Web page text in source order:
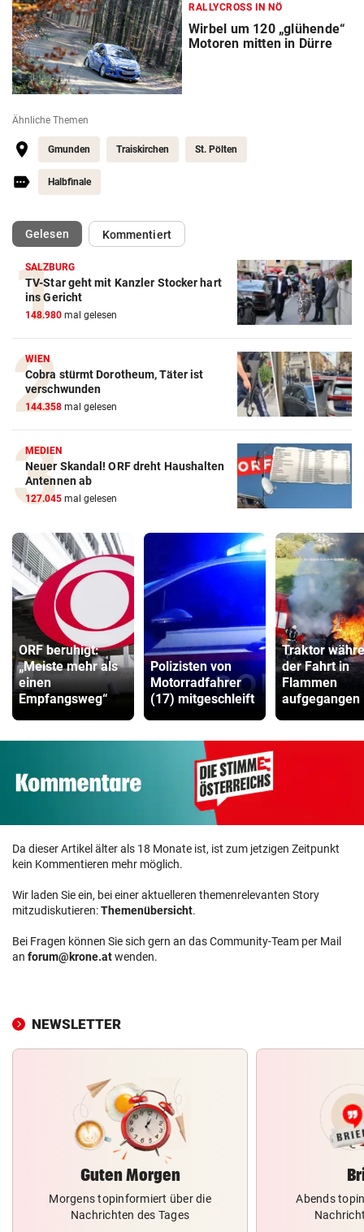
RALLYCROSS IN NÖ
Wirbel um 120 „glühende“
Motoren mitten in Dürre
Ähnliche Themen
Gmunden Traiskirchen St. Pölten
Halbfinale
Gelesen(ausgewählt)Kommentiert
SALZBURG
TV-Star geht mit Kanzler Stocker hart
ins Gericht
148.980 mal gelesen
WIEN
Cobra stürmt Dorotheum, Täter ist
verschwunden
144.358 mal gelesen
MEDIEN
Neuer Skandal! ORF dreht Haushalten
Antennen ab
127.045 mal gelesen
ORF beruhigt:
„Meiste mehr als
einen
Empfangsweg“
Polizisten von
Motorradfahrer
(17) mitgeschleift
Traktor
der Fahrt in
Flammen
aufgegangen
Da dieser Artikel älter als 18 Monate ist, ist zum jetzigen Zeitpunkt
kein Kommentieren mehr möglich.
Wir laden Sie ein, bei einer aktuelleren themenrelevanten Story
mitzudiskutieren:Themenübersicht.
Bei Fragen können Sie sich gern an das Community-Team per Mail
an forum@krone.atwenden.
NEWSLETTER
Guten Morgen
Morgens topinformiert über die
Nachrichten des Tages
Abends